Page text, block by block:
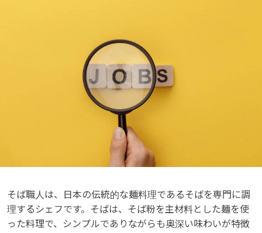
そば職人は、日本の伝統的な麺料理であるそばを専門に調
理するシェフです。そばは、そば粉を主材料とした麺を使
った料理で、シンプルでありながらも奥深い味わいが特徴